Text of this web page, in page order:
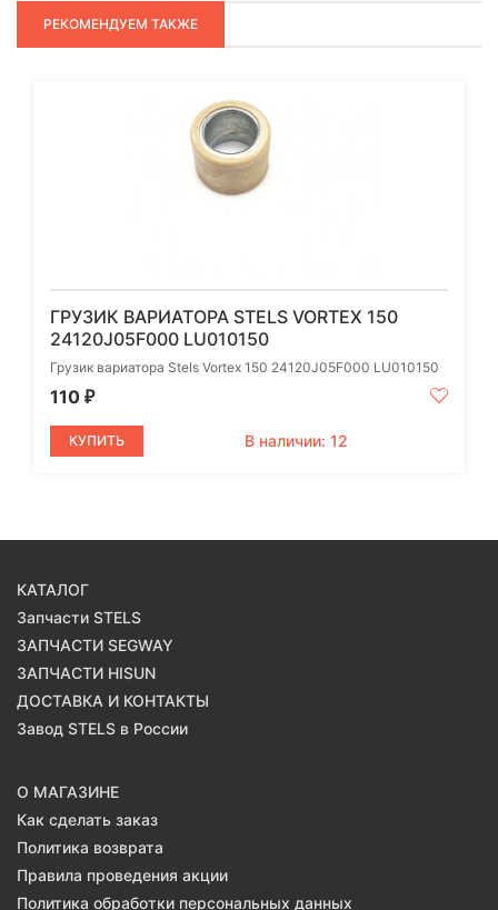
РЕКОМЕНДУЕМ ТАКЖЕ
ГРУЗИК ВАРИАТОРА STELS VORTEX 150
24120J05F000 LU010150
Грузик вариатора Stels Vortex 150 24120J05F000 LU010150
110 ₽
КУПИТЬ В наличии: 12
КАТАЛОГ
Запчасти STELS
ЗАПЧАСТИ SEGWAY
ЗАПЧАСТИ HISUN
ДОСТАВКА И КОНТАКТЫ
Завод STELS в России
О МАГАЗИНЕ
Как сделать заказ
Политика возврата
Правила проведения акции
Политика обработки персональных данных